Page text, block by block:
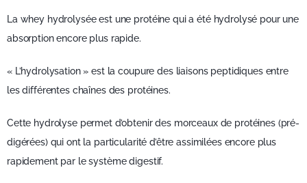
La whey hydrolysée est une protéine qui a été hydrolysé pour une
absorption encore plus rapide.
« L’hydrolysation » est la coupure des liaisons peptidiques entre
les différentes chaînes des protéines.
Cette hydrolyse permet d’obtenir des morceaux de protéines (pré-
digérées) qui ont la particularité d’être assimilées encore plus
rapidement par le système digestif.